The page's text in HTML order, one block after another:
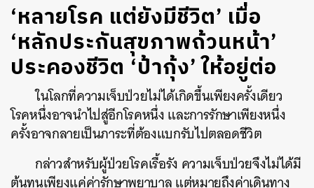
‘หลายโรค แต่ยังมีชีวิต’ เมื่อ
‘หลักประกันสุขภาพถ้วนหน้า’
ประคองชีวิต ‘ป้ากุ้ง’ ให้อยู่ต่อ
ในโลกที่ความเจ็บป่วยไม่ได้เกิดขึ้นเพียงครั้งเดียว
โรคหนึ่งอาจนำไปสู่อีกโรคหนึ่ง และการรักษาเพียงหนึ่ง
ครั้งอาจกลายเป็นภาระที่ต้องแบกรับไปตลอดชีวิต
กล่าวสำหรับผู้ป่วยโรคเรื้อรัง ความเจ็บป่วยจึงไม่ได้มี
ต้นทุนเพียงแค่ค่ารักษาพยาบาล แต่หมายถึงค่าเดินทาง